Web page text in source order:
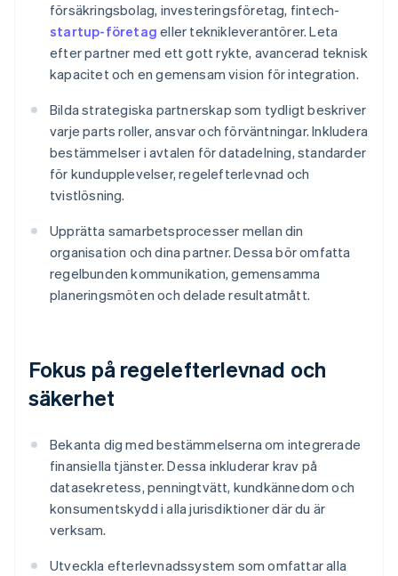
försäkringsbolag, investeringsföretag, fintech-
startup-företag eller teknikleverantörer. Leta
efter partner med ett gott rykte, avancerad teknisk
kapacitet och en gemensam vision för integration.
Bilda strategiska partnerskap som tydligt beskriver
varje parts roller, ansvar och förväntningar. Inkludera
bestämmelser i avtalen för datadelning, standarder
för kundupplevelser, regelefterlevnad och
tvistlösning.
Upprätta samarbetsprocesser mellan din
organisation och dina partner. Dessa bör omfatta
regelbunden kommunikation, gemensamma
planeringsmöten och delade resultatmått.
Fokus på regelefterlevnad och
säkerhet
Bekanta dig med bestämmelserna om integrerade
finansiella tjänster. Dessa inkluderar krav på
datasekretess, penningtvätt, kundkännedom och
konsumentskydd i alla jurisdiktioner där du är
verksam.
Utveckla efterlevnadssystem som omfattar alla